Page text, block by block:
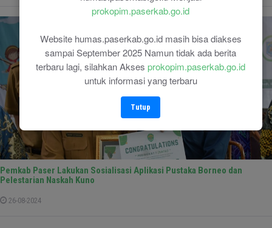
prokopim.paserkab.go.id
Website humas.paserkab.go.id masih bisa diakses
sampai September 2025 Namun tidak ada berita
terbaru lagi, silahkan Akses prokopim.paserkab.go.id
untuk informasi yang terbaru
Tutup
Pemkab Paser Lakukan Sosialisasi Aplikasi Pustaka Borneo dan
Pelestarian Naskah Kuno
26-08-2024